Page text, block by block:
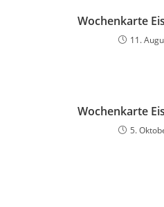
Wochenkarte
11.
Wochenkarte
5.